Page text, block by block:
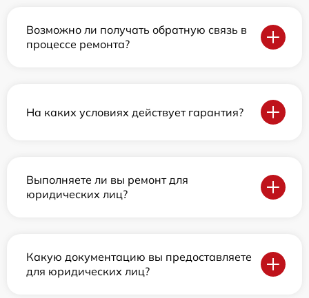
Возможно ли получать обратную связь в
процессе ремонта?
На каких условиях действует гарантия?
Выполняете ли вы ремонт для
юридических лиц?
Какую документацию вы предоставляете
для юридических лиц?